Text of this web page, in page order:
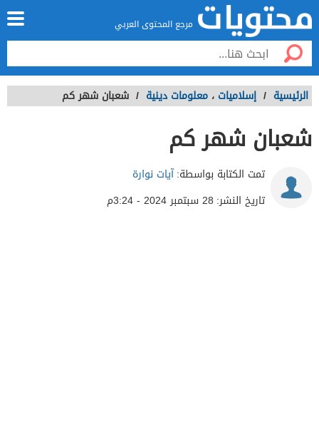
مرجع المحتوى العربي
الرئيسية / إسلاميات ، معلومات دينية / شعبان شهر كم
شعبان شهر كم
تمت الكتابة بواسطة:آيات نوارة
تاريخ النشر: 28 سبتمبر 2024 - 3:24م